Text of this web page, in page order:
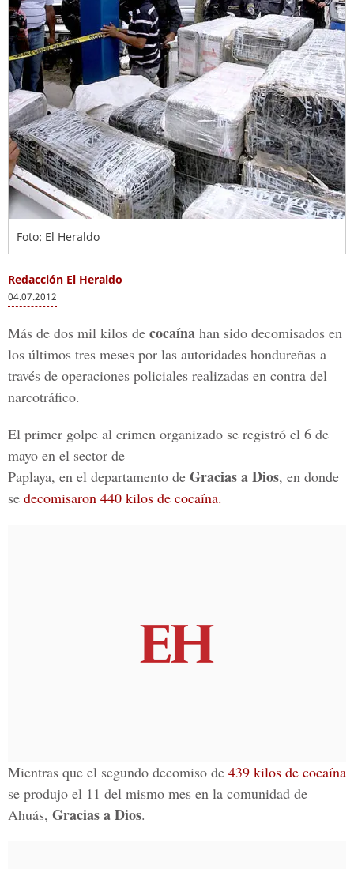
Foto: El Heraldo
Redacción El Heraldo
04.07.2012
Más de dos mil kilos de cocaína han sido decomisados en
los últimos tres meses por las autoridades hondureñas a
través de operaciones policiales realizadas en contra del
narcotráfico.
El primer golpe al crimen organizado se registró el 6 de
mayo en el sector de
Paplaya, en el departamento de Gracias a Dios, en donde
se decomisaron 440 kilos de cocaína.
Mientras que el segundo decomiso de 439 kilos de cocaína
se produjo el 11 del mismo mes en la comunidad de
Ahuás, Gracias a Dios.